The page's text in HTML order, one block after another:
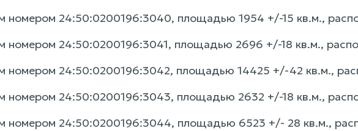
номером 24:50:0200196:3040, площадью 1954 +/-15 кв.м.,
номером 24:50:0200196:3041, площадью 2696 +/-18 кв.м.,
номером 24:50:0200196:3042, площадью 14425 +/-42 кв.м.,
номером 24:50:0200196:3043, площадью 2632 +/-18 кв.м.,
номером 24:50:0200196:3044, площадью 6523 +/- 28 кв.м.,